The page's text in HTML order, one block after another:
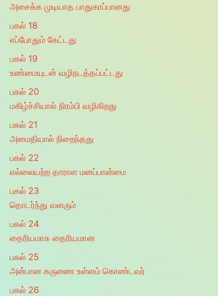
அசைக்க முடியாத பாதுகாப்பானது
பகல் 18
எப்போதும் கேட்டது
பகல் 19
உண்மையுடன் வழிநடத்தப்பட்டது
பகல் 20
மகிழ்ச்சியால் நிரம்பி வழிகிறது
பகல் 21
அமைதியால் நிறைந்தது
பகல் 22
எல்லையற்ற தாராள மனப்பான்மை
பகல் 23
தொடர்ந்து வளரும்
பகல் 24
தைரியமாக தைரியமான
பகல் 25
அன்பான கருணை உள்ளம் கொண்டவர்
பகல் 26